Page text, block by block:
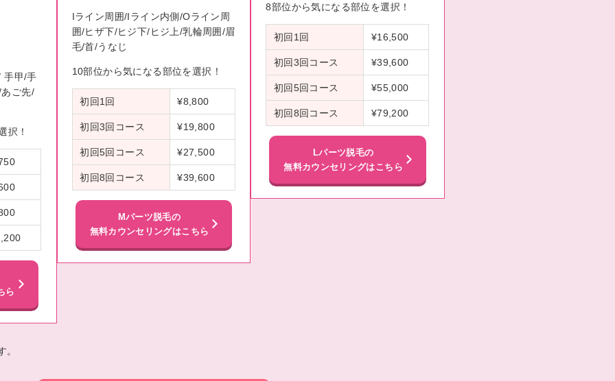
手甲/手
ご先/
択！
ら
Iライン周囲/Iライン内側/Oライン周
囲/ヒザ下/ヒジ下/ヒジ上/乳輪周囲/眉
毛/首/うなじ
10部位から気になる部位を選択！
初回1回 ¥8,800
初回3回コース ¥19,800
初回5回コース ¥27,500
初回8回コース ¥39,600
Mパーツ脱毛の
無料カウンセリングはこちら
8部位から気になる部位を選択！
初回1回 ¥16,500
初回3回コース ¥39,600
初回5回コース ¥55,000
初回8回コース ¥79,200
Lパーツ脱毛の
無料カウンセリングはこちら